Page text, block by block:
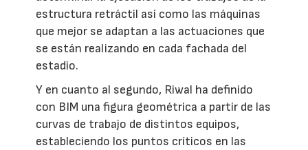
estructura retráctil así como las máquinas
que mejor se adaptan a las actuaciones que
se están realizando en cada fachada del
estadio.
Y en cuanto al segundo, Riwal ha definido
con BIM una figura geométrica a partir de las
curvas de trabajo de distintos equipos,
estableciendo los puntos críticos en las